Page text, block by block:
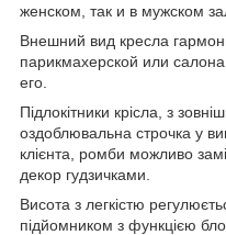
женском, так и в мужском
Внешний вид кресла
парикмахерской или
его.
Підлокітники крісла, з
оздоблювальна строчка у
клієнта, ромби можливо
декор гудзичками.
Висота з легкістю
підйомником з функцією